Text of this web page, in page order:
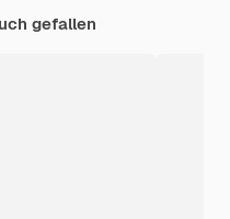
gefallen